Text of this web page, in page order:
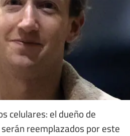
celulares: el dueño de
reemplazados por este